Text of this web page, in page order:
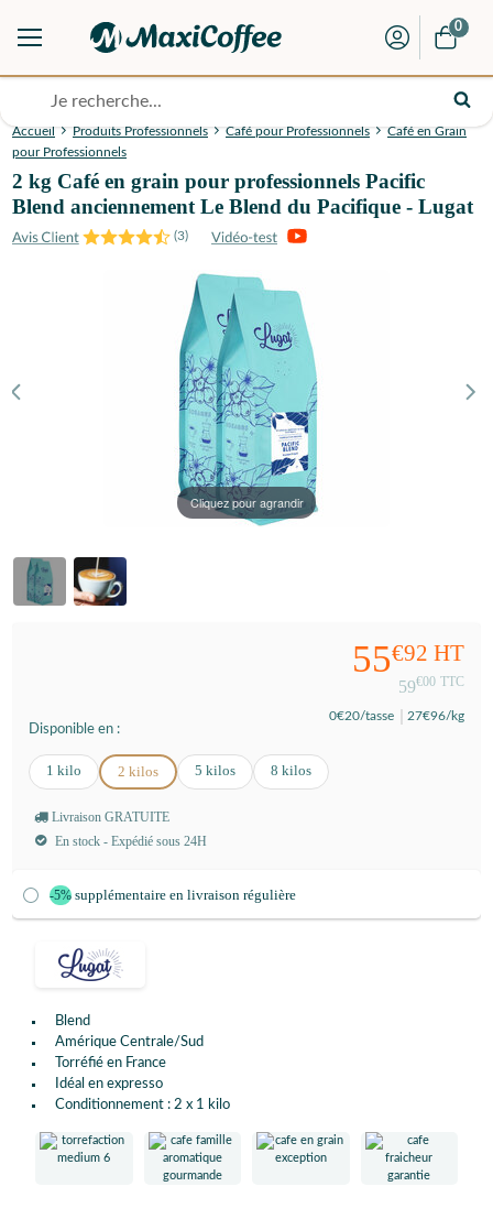
0
Accueil Produits Professionnels Café pour Professionnels
Café en Grain
pour Professionnels
2 kg Café en grain pour professionnels Pacific
Blend anciennement Le Blend du Pacifique - Lugat
(3)
Cliquez pour agrandir
Blend
Amérique Centrale/Sud
Torréfié en France
Idéal en expresso
Conditionnement : 2 x 1 kilo
55€92 HT
59€00 TTC
0€20/tasse 27€96/kg
Disponible en :
1 kilo 2 kilos 5 kilos 8 kilos
Livraison GRATUITE
En stock - Expédié sous 24H
-5% supplémentaire en livraison régulière